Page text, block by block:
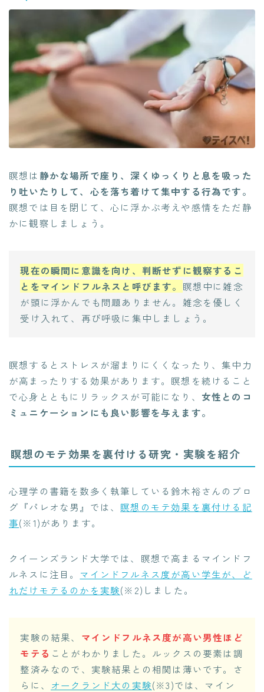
瞑想は 静かな場所で座り、深くゆっくりと息を吸った
り吐いたりして、心を落ち着けて集中する行為です。
瞑想では目を閉じて、心に浮かぶ考えや感情をただ静
かに観察しましょう。
現在の瞬間に意識を向け、判断せずに観察するこ
とをマインドフルネスと呼びます。 瞑想中に雑念
が頭に浮かんでも問題ありません。雑念を優しく
受け入れて、再び呼吸に集中しましょう。
瞑想するとストレスが溜まりにくくなったり、集中力
が高まったりする効果があります。瞑想を続けること
で心身とともにリラックスが可能になり、 女性とのコ
ミュニケーションにも良い影響を与えます。
瞑想のモテ効果を裏付ける研究・実験を紹介
心理学の書籍を数多く執筆している鈴木裕さんのブロ
グ『パレオな男』では、 瞑想のモテ効果を裏付ける記
事(※1)があります。
クイーンズランド大学では、瞑想で高まるマインドフ
ルネスに注目。 マインドフルネス度が高い学生が、ど
れだけモテるのかを実験(※2)しました。
実験の結果、 マインドフルネス度が高い男性ほど
モテる ことがわかりました。ルックスの要素は調
整済みなので、実験結果との相関は薄いです。さ
らに、 オークランド大の実験(※3)では、マイン